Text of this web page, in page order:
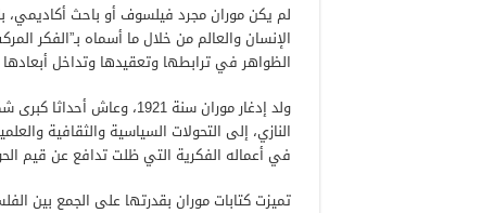
لم يكن موران مجرد فيلسوف أو باحث
الإنسان والعالم من خلال ما أسماه بـ”الفكر
الظواهر في ترابطها وتعقيدها وتداخل أبعادها
ولد إدغار موران سنة 1921،
النازي، إلى التحولات السياسية والثقافية
في أعماله الفكرية التي ظلت تدافع عن قيم
تميزت كتابات موران بقدرتها على الجمع بين